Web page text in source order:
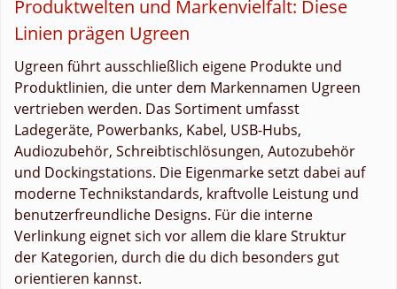
Produktwelten und Markenvielfalt: Diese
Linien prägen Ugreen
Ugreen führt ausschließlich eigene Produkte und
Produktlinien, die unter dem Markennamen Ugreen
vertrieben werden. Das Sortiment umfasst
Ladegeräte, Powerbanks, Kabel, USB-Hubs,
Audiozubehör, Schreibtischlösungen, Autozubehör
und Dockingstations. Die Eigenmarke setzt dabei auf
moderne Technikstandards, kraftvolle Leistung und
benutzerfreundliche Designs. Für die interne
Verlinkung eignet sich vor allem die klare Struktur
der Kategorien, durch die du dich besonders gut
orientieren kannst.